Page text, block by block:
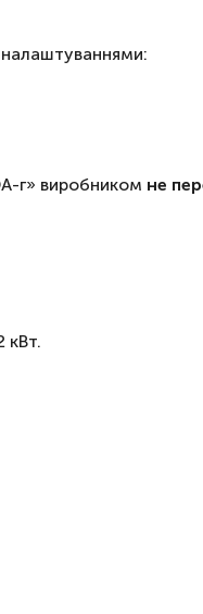
г» виробником не
кВт.